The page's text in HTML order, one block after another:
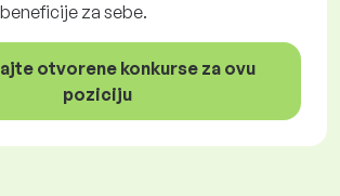
za sebe.
otvorene konkurse za ovu
poziciju